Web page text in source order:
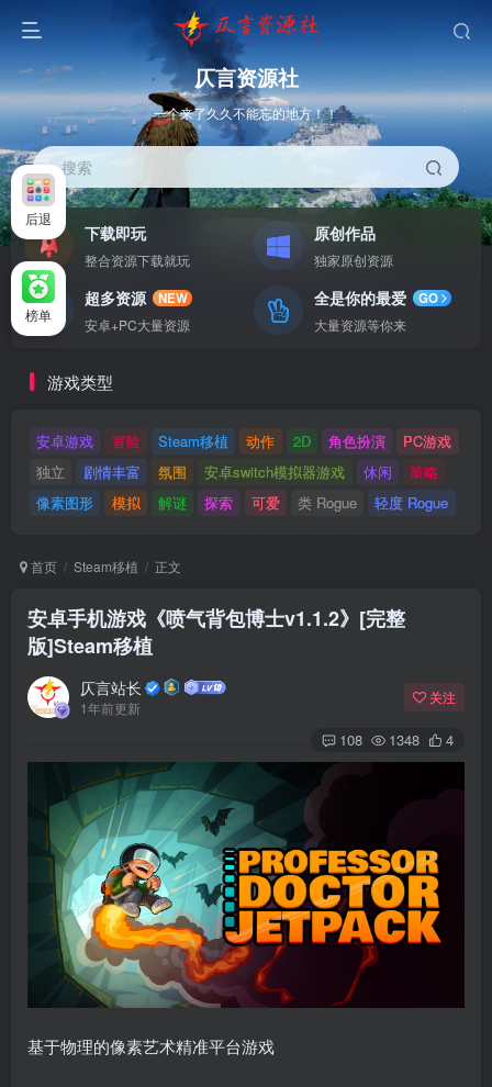
仄言资源社
一个来了久久不能忘的地方！！
搜索
下载即玩
整合资源下载就玩
原创作品
独家原创资源
超多资源
NEW
安卓+PC大量资源
全是你的最爱
GO
大量资源等你来
游戏类型
安卓游戏 冒险 Steam移植 动作 2D 角色扮演
PC游戏
独立
剧情丰富 氛围 安卓switch模拟器游戏 休闲
策略
像素图形
模拟 解谜 探索 可爱 类 Rogue 轻度 Rogue
首页 Steam移植 正文
安卓手机游戏《喷气背包博士v1.1.2》[完整
版]Steam移植
仄言站长
1年前更新
关注
108 1348 4
基于物理的像素艺术精准平台游戏
后退
榜单